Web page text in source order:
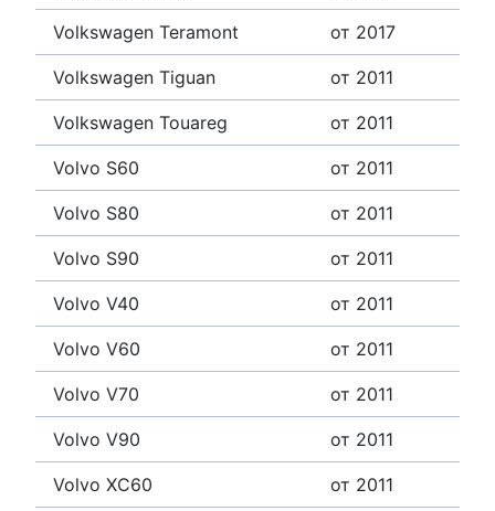
Volkswagen Teramont от 2017
Volkswagen Tiguan от 2011
Volkswagen Touareg от 2011
Volvo S60 от 2011
Volvo S80 от 2011
Volvo S90 от 2011
Volvo V40 от 2011
Volvo V60 от 2011
Volvo V70 от 2011
Volvo V90 от 2011
Volvo XC60 от 2011